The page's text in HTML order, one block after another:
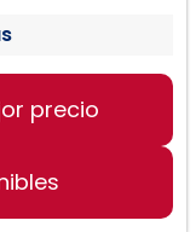
precio